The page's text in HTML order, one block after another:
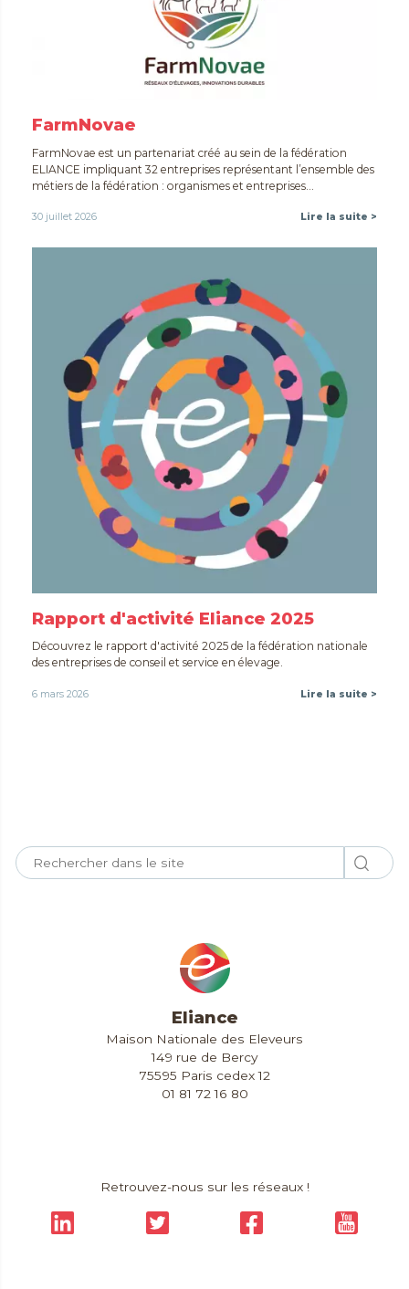
FarmNovae
FarmNovae est un partenariat créé au sein de la fédération
ELIANCE impliquant 32 entreprises représentant l’ensemble des
métiers de la fédération : organismes et entreprises...
30 juillet 2026 Lire la suite >
Rapport d'activité Eliance 2025
Découvrez le rapport d'activité 2025 de la fédération nationale
des entreprises de conseil et service en élevage.
6 mars 2026 Lire la suite >
Eliance
Maison Nationale des Eleveurs
149 rue de Bercy
75595 Paris cedex 12
01 81 72 16 80
Retrouvez-nous sur les réseaux !